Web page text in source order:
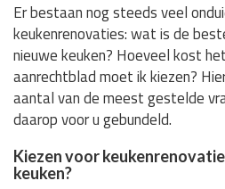
Er bestaan nog steeds veel
keukenrenovaties: wat is de
nieuwe keuken? Hoeveel kost
aanrechtblad moet ik kiezen?
aantal van de meest gestelde
daarop voor u gebundeld.
Kiezen voor
keuken?